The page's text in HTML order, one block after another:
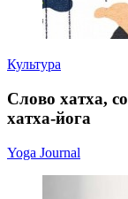
Культура
Слово хатха,
хатха-йога
Yoga Journal